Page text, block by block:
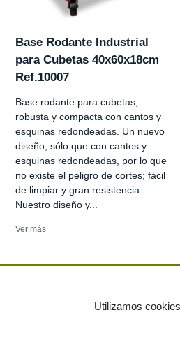
Base Rodante Industrial
para Cubetas 40x60x18cm
Ref.10007
Base rodante para cubetas,
robusta y compacta con cantos y
esquinas redondeadas. Un nuevo
diseño, sólo que con cantos y
esquinas redondeadas, por lo que
no existe el peligro de cortes; fácil
de limpiar y gran resistencia.
Nuestro diseño y...
Ver más
©
Utilizamos